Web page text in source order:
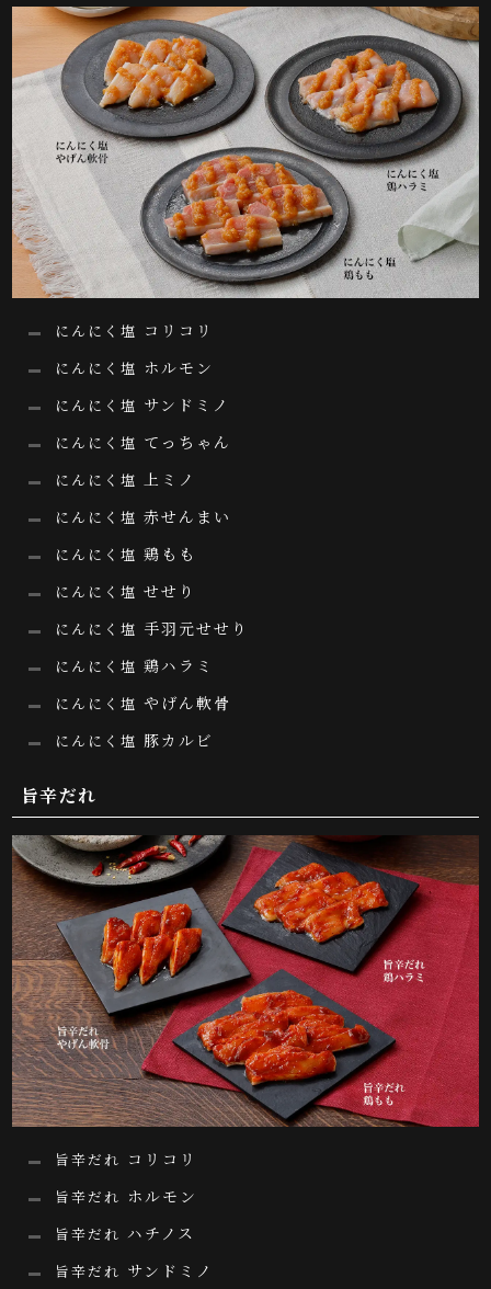
にんにく塩 コリコリ
にんにく塩 ホルモン
にんにく塩 サンドミノ
にんにく塩 てっちゃん
にんにく塩 上ミノ
にんにく塩 赤せんまい
にんにく塩 鶏もも
にんにく塩 せせり
にんにく塩 手羽元せせり
にんにく塩 鶏ハラミ
にんにく塩 やげん軟骨
にんにく塩 豚カルビ
旨辛だれ
旨辛だれ コリコリ
旨辛だれ ホルモン
旨辛だれ ハチノス
旨辛だれ サンドミノ